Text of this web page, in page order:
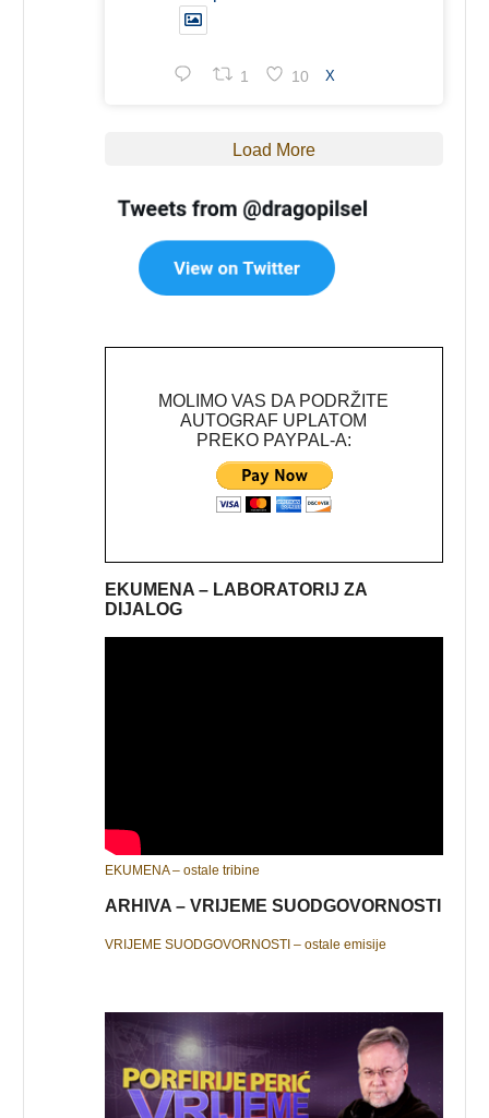
1 10 X
Load More
MOLIMO VAS DA PODRŽITE
AUTOGRAF UPLATOM
PREKO PAYPAL-A:
EKUMENA – LABORATORIJ ZA
DIJALOG
EKUMENA – ostale tribine
ARHIVA – VRIJEME SUODGOVORNOSTI
VRIJEME SUODGOVORNOSTI – ostale emisije